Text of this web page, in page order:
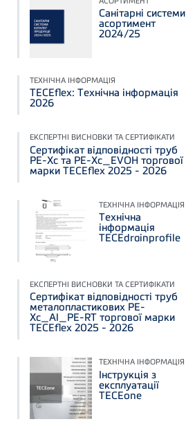
Санітарні системи
асортимент
2024/25
ТЕХНІЧНА ІНФОРМАЦІЯ
TECEflex: Технічна інформація
2026
ЕКСПЕРТНІ ВИСНОВКИ ТА СЕРТИФІКАТИ
Сертифікат відповідності труб
PE-Xc та PE-Xc_EVOH торгової
марки TECEflex 2025 - 2026
ТЕХНІЧНА ІНФОРМАЦІЯ
Технічна
інформація
ТЕСЕdrainprofile
ЕКСПЕРТНІ ВИСНОВКИ ТА СЕРТИФІКАТИ
Сертифікат відповідності труб
металопластикових PE-
Xc_Al_PE-RT торгової марки
TECEflex 2025 - 2026
ТЕХНІЧНА ІНФОРМАЦІЯ
Інструкція з
експлуатації
TECEone